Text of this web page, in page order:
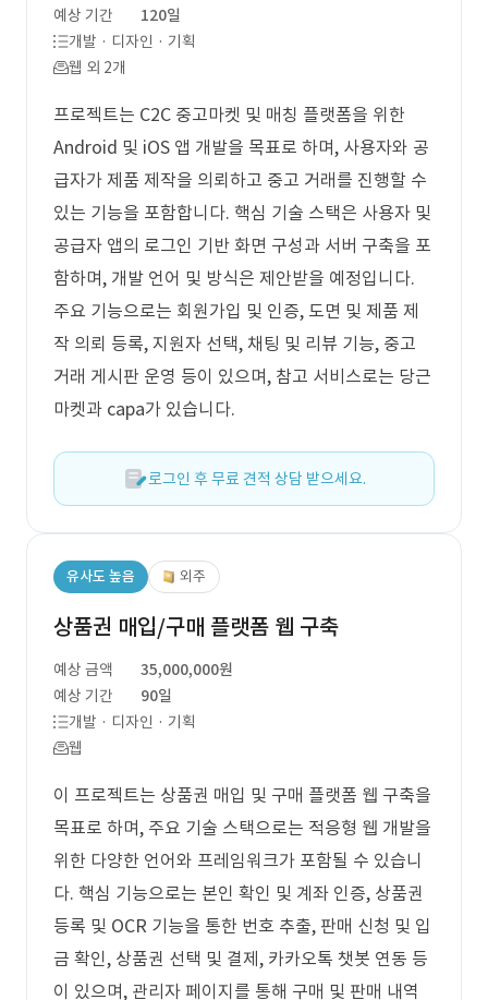
예상 기간
120일
개발 · 디자인 · 기획
웹 외 2개
프로젝트는 C2C 중고마켓 및 매칭 플랫폼을 위한
Android 및 iOS 앱 개발을 목표로 하며, 사용자와 공
급자가 제품 제작을 의뢰하고 중고 거래를 진행할 수
있는 기능을 포함합니다. 핵심 기술 스택은 사용자 및
공급자 앱의 로그인 기반 화면 구성과 서버 구축을 포
함하며, 개발 언어 및 방식은 제안받을 예정입니다.
주요 기능으로는 회원가입 및 인증, 도면 및 제품 제
작 의뢰 등록, 지원자 선택, 채팅 및 리뷰 기능, 중고
거래 게시판 운영 등이 있으며, 참고 서비스로는 당근
마켓과 capa가 있습니다.
로그인 후 무료 견적 상담 받으세요.
유사도 높음 외주
상품권 매입/구매 플랫폼 웹 구축
예상 금액
35,000,000원
예상 기간
90일
개발 · 디자인 · 기획
웹
이 프로젝트는 상품권 매입 및 구매 플랫폼 웹 구축을
목표로 하며, 주요 기술 스택으로는 적응형 웹 개발을
위한 다양한 언어와 프레임워크가 포함될 수 있습니
다. 핵심 기능으로는 본인 확인 및 계좌 인증, 상품권
등록 및 OCR 기능을 통한 번호 추출, 판매 신청 및 입
금 확인, 상품권 선택 및 결제, 카카오톡 챗봇 연동 등
이 있으며, 관리자 페이지를 통해 구매 및 판매 내역